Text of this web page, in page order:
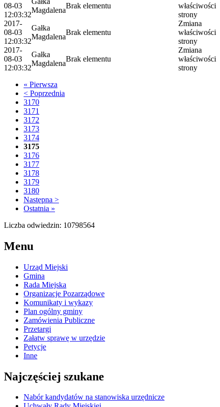
08-03
12:03:32
Magdalena
Brak elementu
właściwości
strony
2017-
08-03
12:03:32
Gałka
Magdalena
Brak elementu
Zmiana
właściwości
strony
2017-
08-03
12:03:32
Gałka
Magdalena
Brak elementu
Zmiana
właściwości
strony
« Pierwsza
< Poprzednia
3170
3171
3172
3173
3174
3175
3176
3177
3178
3179
3180
Następna >
Ostatnia »
Liczba odwiedzin: 10798564
Menu
Urząd Miejski
Gmina
Rada Miejska
Organizacje Pozarządowe
Komunikaty i wykazy
Plan ogólny gminy
Zamówienia Publiczne
Przetargi
Załatw sprawę w urzędzie
Petycje
Inne
Najczęściej szukane
Nabór kandydatów na stanowiska urzędnicze